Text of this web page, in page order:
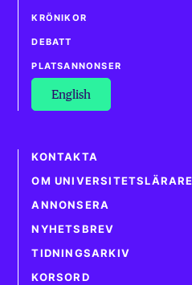
KRÖNIKOR
DEBATT
PLATSANNONSER
English
KONTAKTA
OM
ANNONSERA
NYHETSBREV
TIDNINGSARKIV
KORSORD